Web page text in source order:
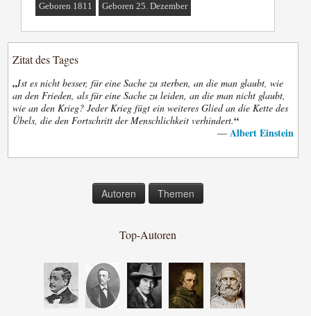
Geboren 1811 Geboren 25. Dezember
Zitat des Tages
„Ist es nicht besser, für eine Sache zu sterben, an die man glaubt, wie
an den Frieden, als für eine Sache zu leiden, an die man nicht glaubt,
wie an den Krieg? Jeder Krieg fügt ein weiteres Glied an die Kette des
Übels, die den Fortschritt der Menschlichkeit verhindert.“
— Albert Einstein
Autoren Themen
Top-Autoren